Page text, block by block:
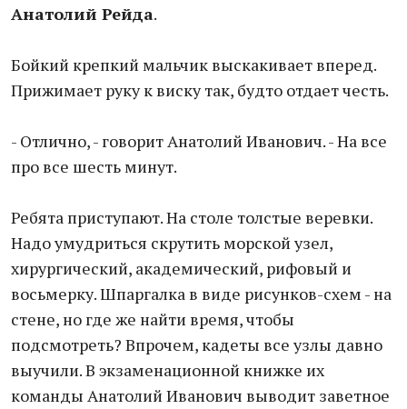
Анатолий Рейда.
Бойкий крепкий мальчик выскакивает вперед.
Прижимает руку к виску так, будто отдает честь.
- Отлично, - говорит Анатолий Иванович. - На все
про все шесть минут.
Ребята приступают. На столе толстые веревки.
Надо умудриться скрутить морской узел,
хирургический, академический, рифовый и
восьмерку. Шпаргалка в виде рисунков-схем - на
стене, но где же найти время, чтобы
подсмотреть? Впрочем, кадеты все узлы давно
выучили. В экзаменационной книжке их
команды Анатолий Иванович выводит заветное